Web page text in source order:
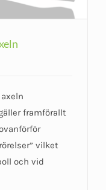
framförallt
vilket
och vid